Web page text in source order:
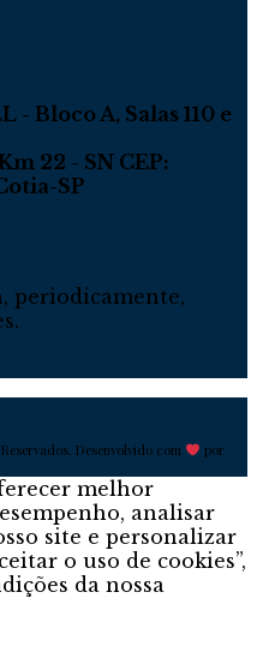
- Bloco A, Salas 110 e
22 - SN CEP:
SP
periodicamente,
Desenvolvido com
por
melhor
analisar
site e personalizar
o uso de cookies”,
da nossa